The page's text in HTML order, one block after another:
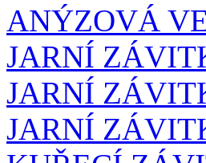
ANÝZOVÁ
JARNÍ
JARNÍ
JARNÍ